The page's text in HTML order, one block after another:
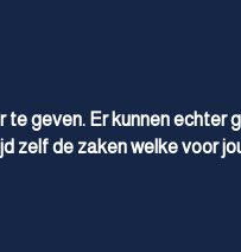
geven. Er kunnen echter
de zaken welke voor